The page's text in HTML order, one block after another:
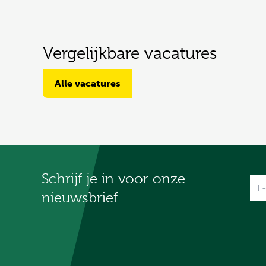
Vergelijkbare vacatures
Alle vacatures
Schrijf je in voor onze
nieuwsbrief